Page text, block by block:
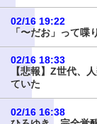
02/16 19:22
「〜だお」って喋
02/16 18:33
【悲報】Z世代、
ていた
02/16 16:38